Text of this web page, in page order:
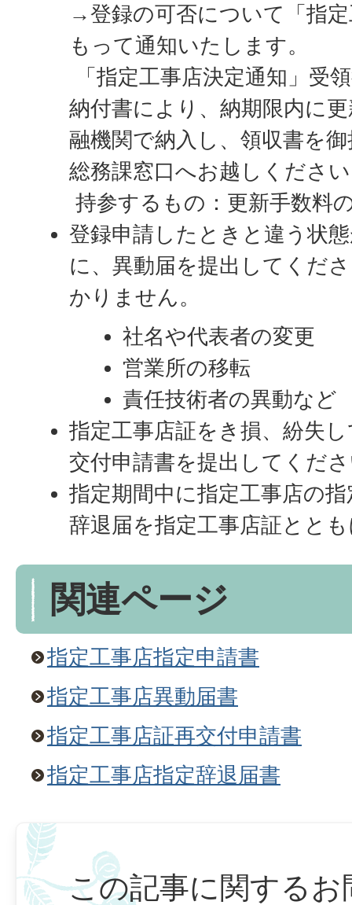
→登録の可否について「指
もって通知いたします。
「指定工事店決定通知」受
納付書により、納期限内に
融機関で納入し、領収書を
総務課窓口へお越しくださ
持参するもの：更新手数料
登録申請したときと違う状
に、異動届を提出してくだ
かりません。
社名や代表者の変更
営業所の移転
責任技術者の異動など
指定工事店証をき損、紛失
交付申請書を提出してくだ
指定期間中に指定工事店の
辞退届を指定工事店証とと
関連ページ
指定工事店指定申請書
指定工事店異動届書
指定工事店証再交付申請書
指定工事店指定辞退届書
この記事に関するお